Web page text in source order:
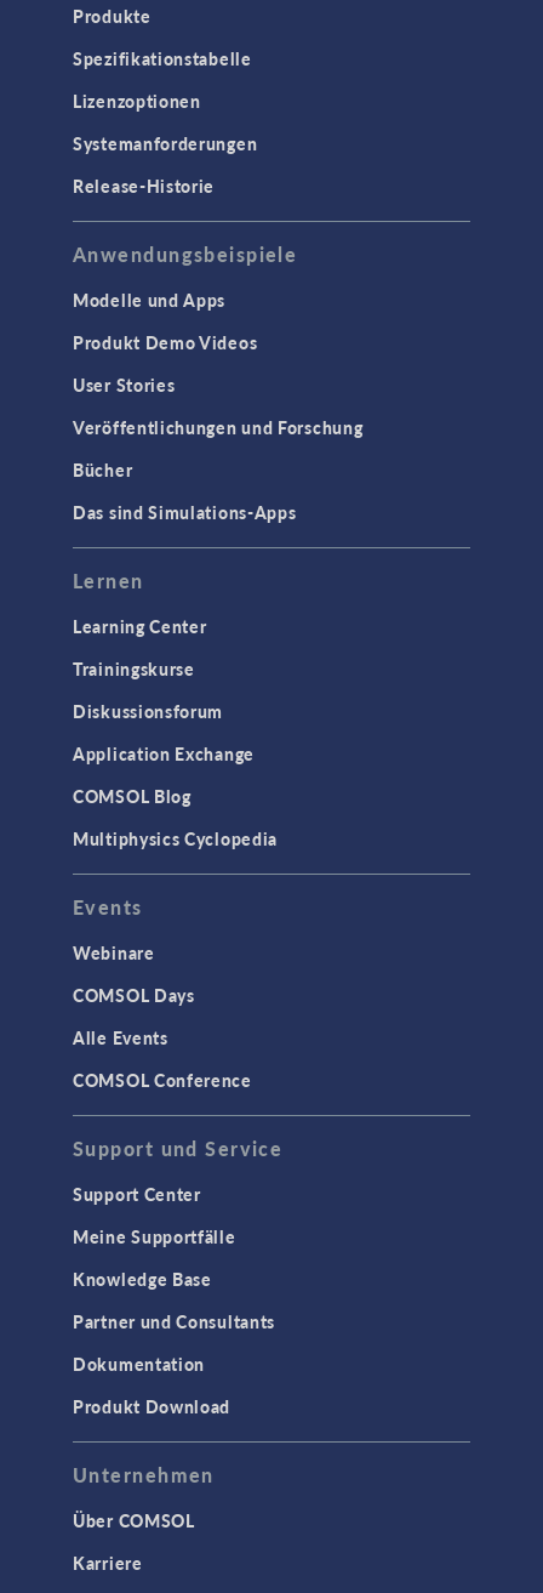
Produkte
Spezifikationstabelle
Lizenzoptionen
Systemanforderungen
Release-Historie
Anwendungsbeispiele
Modelle und Apps
Produkt Demo Videos
User Stories
Veröffentlichungen und Forschung
Bücher
Das sind Simulations-Apps
Lernen
Learning Center
Trainingskurse
Diskussionsforum
Application Exchange
COMSOL Blog
Multiphysics Cyclopedia
Events
Webinare
COMSOL Days
Alle Events
COMSOL Conference
Support und Service
Support Center
Meine Supportfälle
Knowledge Base
Partner und Consultants
Dokumentation
Produkt Download
Unternehmen
Über COMSOL
Karriere